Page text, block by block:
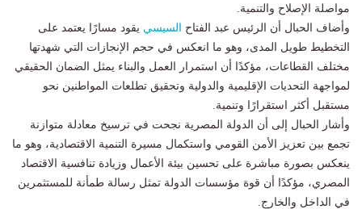
مواصلة الإصلاح والتنمية.
وأضاف الحبال أن الرئيس عبد الفتاح
السيسي يقود مسارًا يعتمد على
التخطيط طويل المدى، وهو ما انعكس في حجم الإنجازات التي شهدتها
مختلف القطاعات، مؤكدًا أن استمرار العمل والبناء يمثل الضمان الحقيقي
لمواجهة التحديات الإقليمية والدولية وتحقيق تطلعات المواطنين نحو
مستقبل أكثر استقرارًا وتنمية.
وأشار الحبال إلى أن الدولة المصرية نجحت في ترسيخ معادلة متوازنة
تجمع بين تعزيز الأمن القومي واستكمال مسيرة التنمية الاقتصادية، وهو ما
ينعكس بصورة مباشرة على تحسين بيئة الأعمال وزيادة تنافسية الاقتصاد
المصري، مؤكدًا أن قوة مؤسسات الدولة تمثل رسالة طمأنة للمستثمرين
في الداخل والخارج.